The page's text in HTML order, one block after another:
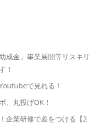
成金」事業展開等リスキリ
！
で見れる！
、丸投げOK！
企業研修で差をつける【2